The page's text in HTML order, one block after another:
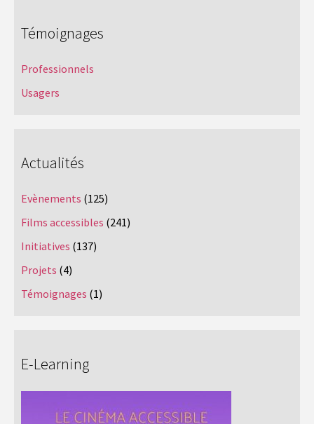
pages
Témoignages
Professionnels
Usagers
Actualités
Evènements (125)
Films accessibles (241)
Initiatives (137)
Projets (4)
Témoignages (1)
E-Learning